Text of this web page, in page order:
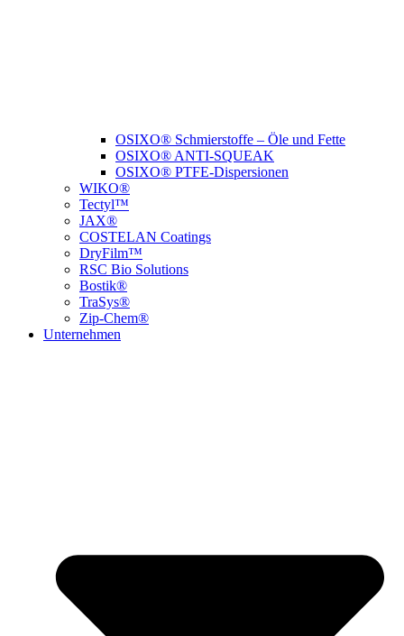
OSIXO® Schmierstoffe – Öle und Fette
OSIXO® ANTI-SQUEAK
OSIXO® PTFE-Dispersionen
WIKO®
Tectyl™
JAX®
COSTELAN Coatings
DryFilm™
RSC Bio Solutions
Bostik®
TraSys®
Zip-Chem®
Unternehmen